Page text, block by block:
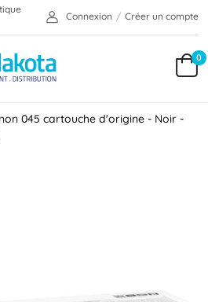
Connexion / Créer un compte
0
045 cartouche d'origine - Noir -